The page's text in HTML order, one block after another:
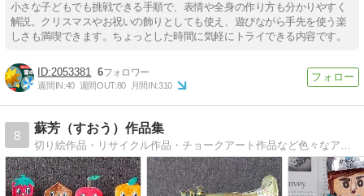
小さな子どもでも挑戦できる手順で、表情や全身の作り方も分かりやすく
解説。クリスマスやお祝いの飾りとしても使え、遊びながら手先を使う楽
しさも満喫できます。ちょっとした時間に気軽にトライできる内容です。
2053381 6
週間IN:40 週間OUT:80 月間IN:310
8
蘇芳（すおう）作品集